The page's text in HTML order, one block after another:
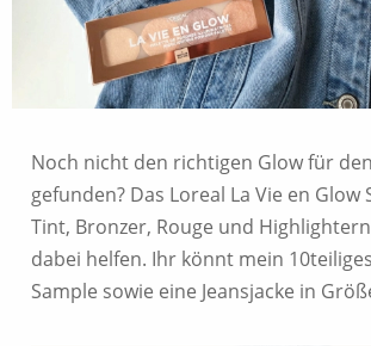
Noch nicht den richtigen Glow für
gefunden? Das Loreal La Vie en Glow
Tint, Bronzer, Rouge und
dabei helfen. Ihr könnt mein
Sample sowie eine Jeansjacke in